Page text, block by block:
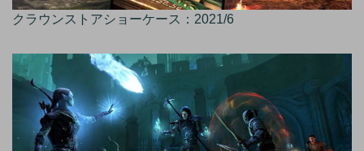
クラウンストアショーケース：2021/6